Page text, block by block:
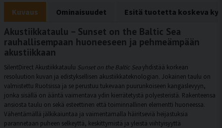
Kuvaus Ominaisuudet Esitä tuotetta koskeva
Akustiikkataulu – Sunset on the Baltic Sea
rauhallisempaan huoneeseen ja pehmeämpään
akustiikkaan
SilentDirect Akustiikkataulu Sunset on the Baltic Seayhdistää korkean
resoluution kuvan ja edistyksellisen akustiikkateknologian. Jokainen taulu on
valmistettu Ruotsissa ja se perustuu tukevaan puurunkoiseen kangaslevyyn,
jonka sisällä on ääntä vaimentava ydin kierrätetystä polyesteristä. Rakenteensa
ansiosta taulu on sekä esteettinen että toiminnallinen elementti huoneessa.
Vähentämällä jälkikaiuntaa ja vaimentamalla häiritseviä heijastuksia
parannetaan puheen selkeyttä, keskittymistä ja yleistä viihtyisyyttä